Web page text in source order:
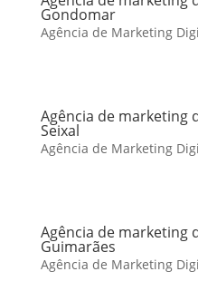
Gondomar
Agência de Marketing
Agência de marketing
Seixal
Agência de Marketing
Agência de marketing
Guimarães
Agência de Marketing